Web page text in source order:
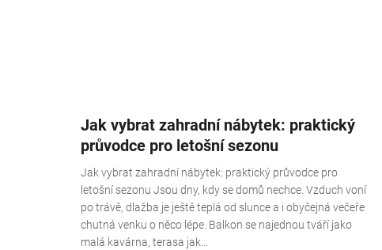
Jak vybrat zahradní nábytek: praktický
průvodce pro letošní sezonu
Jak vybrat zahradní nábytek: praktický průvodce pro
letošní sezonu Jsou dny, kdy se domů nechce. Vzduch voní
po trávě, dlažba je ještě teplá od slunce a i obyčejná večeře
chutná venku o něco lépe. Balkon se najednou tváří jako
malá kavárna, terasa jak...